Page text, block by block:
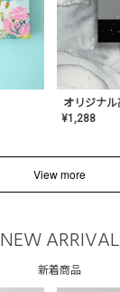
¥1,288
View more
NEW ARRIVAL
新着商品